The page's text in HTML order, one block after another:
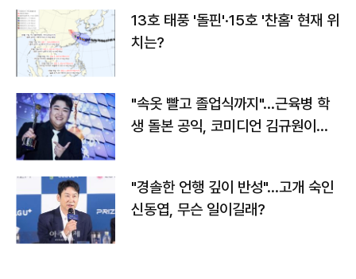
13호 태풍 '돌핀'·15호 '찬홈' 현재 위
치는?
"속옷 빨고 졸업식까지"…근육병 학
생 돌본 공익, 코미디언 김규원이었
"경솔한 언행 깊이 반성"…고개 숙인
신동엽, 무슨 일이길래?